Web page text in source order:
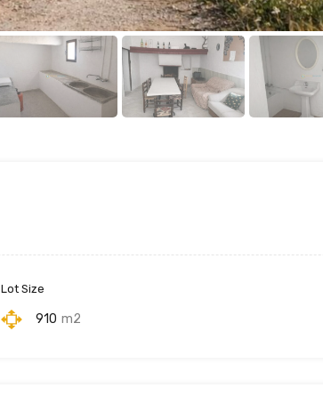
Lot Size
910 m2